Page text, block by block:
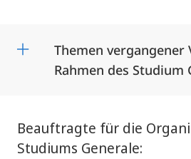
Themen
Rahmen des Studium
Beauftragte für die
Studiums Generale: